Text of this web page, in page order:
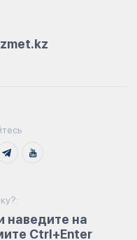
наведите на
Ctrl+Enter